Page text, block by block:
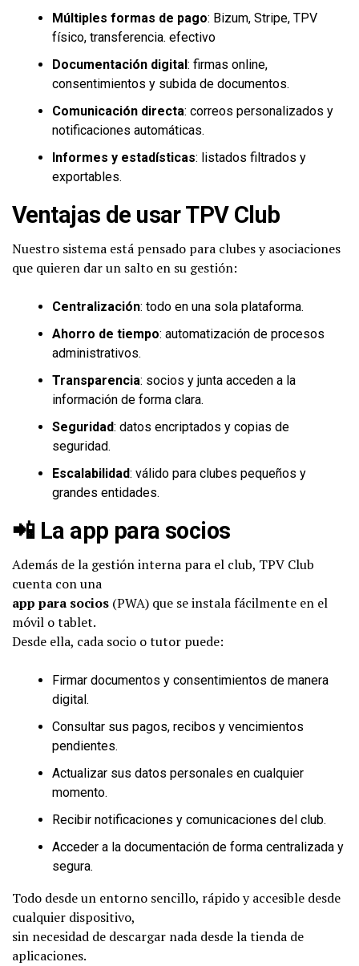
Múltiples formas de pago: Bizum, Stripe, TPV
físico, transferencia. efectivo
Documentación digital : firmas online,
consentimientos y subida de documentos.
Comunicación directa: correos personalizados y
notificaciones automáticas.
Informes y estadísticas: listados filtrados y
exportables.
Ventajas de usar TPV Club
Nuestro sistema está pensado para clubes y asociaciones
que quieren dar un salto en su gestión:
Centralización: todo en una sola plataforma.
Ahorro de tiempo: automatización de procesos
administrativos.
Transparencia: socios y junta acceden a la
información de forma clara.
Seguridad: datos encriptados y copias de
seguridad.
Escalabilidad: válido para clubes pequeños y
grandes entidades.
📲 La app para socios
Además de la gestión interna para el club, TPV Club
cuenta con una
app para socios (PWA) que se instala fácilmente en el
móvil o tablet.
Desde ella, cada socio o tutor puede:
Firmar documentos y consentimientos de manera
digital.
Consultar sus pagos, recibos y vencimientos
pendientes.
Actualizar sus datos personales en cualquier
momento.
Recibir notificaciones y comunicaciones del club.
Acceder a la documentación de forma centralizada y
segura.
Todo desde un entorno sencillo, rápido y accesible desde
cualquier dispositivo,
sin necesidad de descargar nada desde la tienda de
aplicaciones.